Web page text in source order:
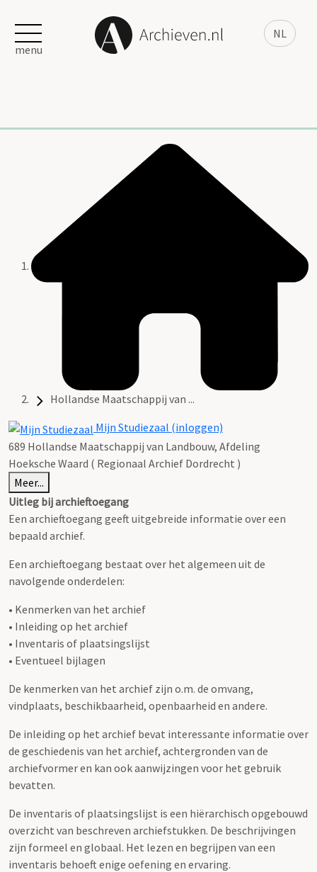
NL
menu
Hollandse Maatschappij van ...
Mijn Studiezaal (inloggen)
689 Hollandse Maatschappij van Landbouw, Afdeling
Hoeksche Waard ( Regionaal Archief Dordrecht )
Meer...
Uitleg bij archieftoegang
Een archieftoegang geeft uitgebreide informatie over een
bepaald archief.
Een archieftoegang bestaat over het algemeen uit de
navolgende onderdelen:
• Kenmerken van het archief
• Inleiding op het archief
• Inventaris of plaatsingslijst
• Eventueel bijlagen
De kenmerken van het archief zijn o.m. de omvang,
vindplaats, beschikbaarheid, openbaarheid en andere.
De inleiding op het archief bevat interessante informatie over
de geschiedenis van het archief, achtergronden van de
archiefvormer en kan ook aanwijzingen voor het gebruik
bevatten.
De inventaris of plaatsingslijst is een hiërarchisch opgebouwd
overzicht van beschreven archiefstukken. De beschrijvingen
zijn formeel en globaal. Het lezen en begrijpen van een
inventaris behoeft enige oefening en ervaring.